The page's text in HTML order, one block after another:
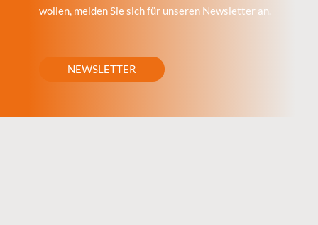
wollen, melden Sie sich für unseren Newsletter an.
NEWSLETTER